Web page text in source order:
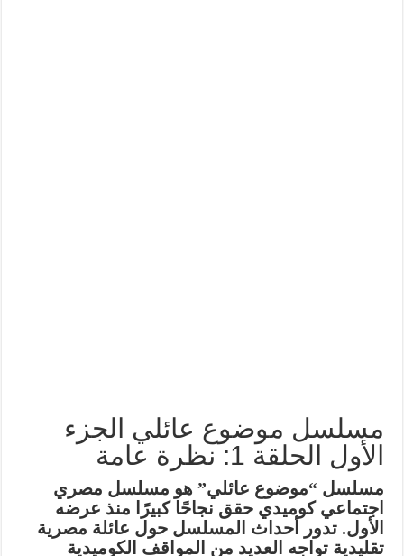
مسلسل موضوع عائلي الجزء
الأول الحلقة 1: نظرة عامة
مسلسل “موضوع عائلي” هو مسلسل مصري
اجتماعي كوميدي حقق نجاحًا كبيرًا منذ عرضه
الأول. تدور أحداث المسلسل حول عائلة مصرية
تقليدية تواجه العديد من المواقف الكوميدية